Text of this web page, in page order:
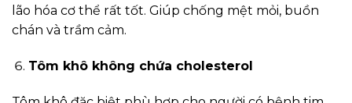
lão hóa cơ thể rất tốt. Giúp chống mệt mỏi, buồn
chán và trầm cảm.
Tôm khô không chứa cholesterol